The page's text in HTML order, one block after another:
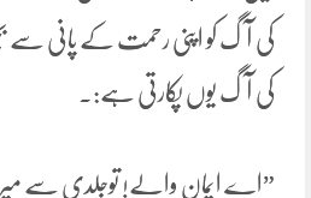
کی آگ کو اپنی رحمت کے پانی سے
کی آگ یوں پکارتی ہے:۔
”اے ایمان والے! توجلدی سے